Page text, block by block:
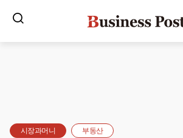
시장과머니 부동산